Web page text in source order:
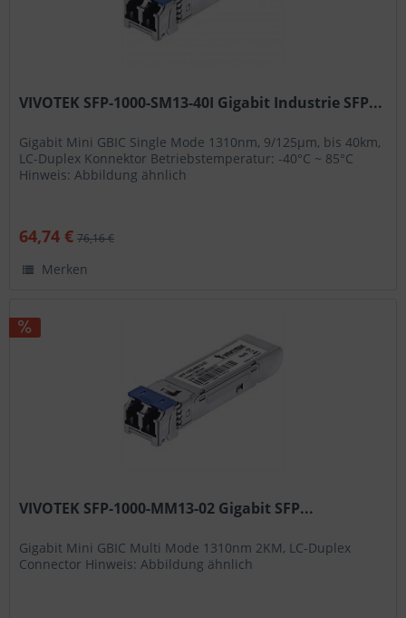
VIVOTEK SFP-1000-SM13-40I Gigabit Industrie SFP...
Gigabit Mini GBIC Single Mode 1310nm, 9/125μm, bis 40km,
LC-Duplex Konnektor Betriebstemperatur: -40°C ~ 85°C
Hinweis: Abbildung ähnlich
64,74 € 76,16 €
Merken
VIVOTEK SFP-1000-MM13-02 Gigabit SFP...
Gigabit Mini GBIC Multi Mode 1310nm 2KM, LC-Duplex
Connector Hinweis: Abbildung ähnlich